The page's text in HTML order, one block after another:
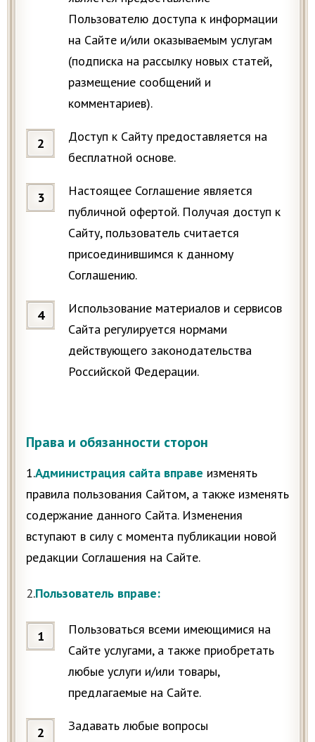
Пользователю доступа к информации
на Сайте и/или оказываемым услугам
(подписка на рассылку новых статей,
размещение сообщений и
комментариев).
Доступ к Сайту предоставляется на
бесплатной основе.
Настоящее Соглашение является
публичной офертой. Получая доступ к
Сайту, пользователь считается
присоединившимся к данному
Соглашению.
Использование материалов и сервисов
Сайта регулируется нормами
действующего законодательства
Российской Федерации.
Права и обязанности сторон
1.Администрация сайта вправе изменять
правила пользования Сайтом, а также изменять
содержание данного Сайта. Изменения
вступают в силу с момента публикации новой
редакции Соглашения на Сайте.
2.Пользователь вправе:
Пользоваться всеми имеющимися на
Сайте услугами, а также приобретать
любые услуги и/или товары,
предлагаемые на Сайте.
Задавать любые вопросы